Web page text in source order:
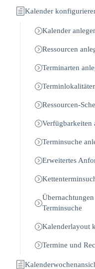
Kalender
Kalender
Ressourcen
Terminarten
Ressourcen-
Verfügbarkeiten
Terminsuche
Erweitertes
Terminsuche
Kalenderlayout
Termine und